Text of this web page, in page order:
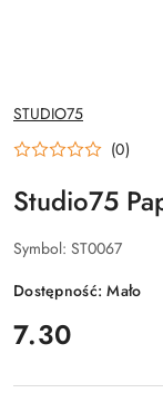
NAZWA
PRODUCENTA:
STUDIO75
(0)
Studio75
Symbol: ST0067
Dostępność:Mało
cena:
7.30